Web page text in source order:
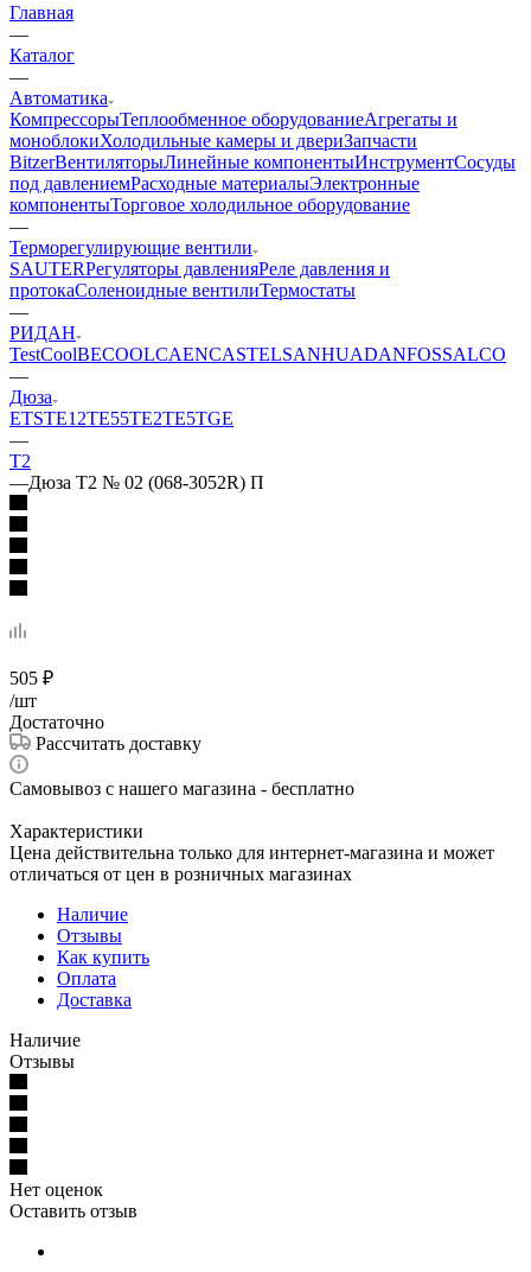
Главная
—
Каталог
—
Автоматика
КомпрессорыТеплообменное оборудованиеАгрегаты и
моноблокиХолодильные камеры и двериЗапчасти
BitzerВентиляторыЛинейные компонентыИнструментСосуды
под давлениемРасходные материалыЭлектронные
компонентыТорговое холодильное оборудование
—
Терморегулирующие вентили
SAUTERРегуляторы давленияРеле давления и
протокаСоленоидные вентилиТермостаты
—
РИДАН
TestCoolBECOOLCAENCASTELSANHUADANFOSSАLCO
—
Дюза
ETSTE12TE55ТЕ2TE5TGE
—
Т2
—Дюза Т2 № 02 (068-3052R) П
505 ₽
/шт
Достаточно
Рассчитать доставку
Самовывоз с нашего магазина - бесплатно
Характеристики
Цена действительна только для интернет-магазина и может
отличаться от цен в розничных магазинах
Наличие
Отзывы
Как купить
Оплата
Доставка
Наличие
Отзывы
Нет оценок
Оставить отзыв